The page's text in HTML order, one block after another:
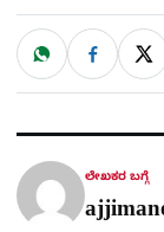
ಹಂಚಿಕೊಳ್ಳಿ
W
a
t
p
F
c
e
k
X
ಲೇಖಕರ ಬಗ್ಗೆ